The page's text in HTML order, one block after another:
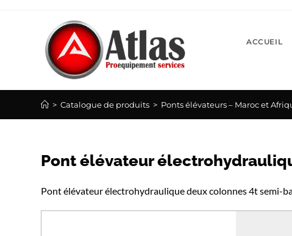
ACCUEIL
> Catalogue de produits > Ponts élévateurs – Maroc et
Pont élévateur
Pont élévateur électrohydraulique deux colonnes 4t semi-